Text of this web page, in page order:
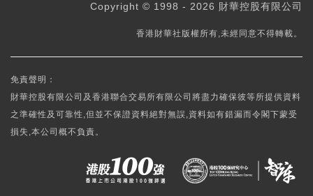
Copyright © 1998 - 2026 財華控股有限公司
香港財華社版權所有,未經同意不得轉載。
免責聲明：
財華控股有限公司及香港聯合交易所有限公司將盡力確保彼等所提供資料
之準確性及可靠性,但並不保證資料絕對無誤,資料如有錯漏而令閣下蒙受
損失,本公司概不負責。